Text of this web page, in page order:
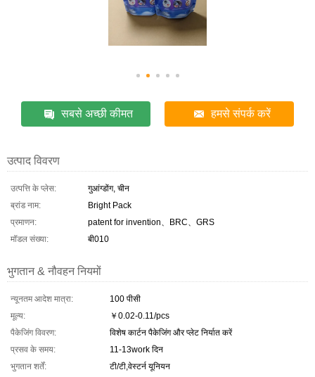
सबसे अच्छी कीमत हमसे संपर्क करें
उत्पाद विवरण
उत्पत्ति के प्लेस:
गुआंग्डोंग, चीन
ब्रांड नाम:
Bright Pack
प्रमाणन:
patent for invention、BRC、GRS
मॉडल संख्या:
बी010
भुगतान & नौवहन नियमों
न्यूनतम आदेश मात्रा:
100 पीसी
मूल्य:
￥0.02-0.11/pcs
पैकेजिंग विवरण:
विशेष कार्टन पैकेजिंग और प्लेट निर्यात करें
प्रसव के समय:
11-13work दिन
भुगतान शर्तें:
टी/टी,वेस्टर्न यूनियन